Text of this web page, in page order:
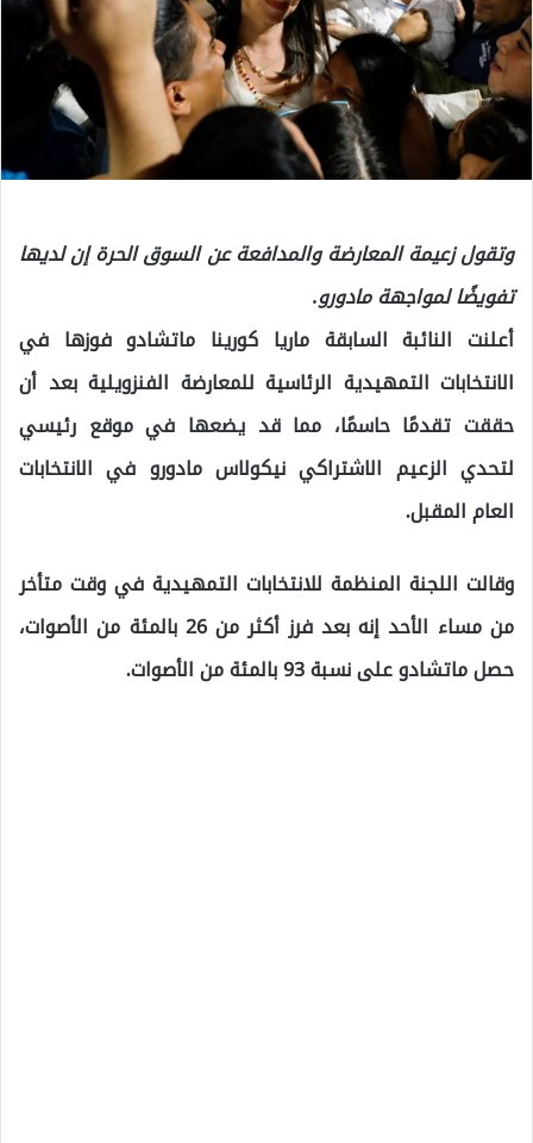
وتقول زعيمة المعارضة والمدافعة عن السوق الحرة إن لديها
تفويضًا لمواجهة مادورو.
أعلنت النائبة السابقة ماريا كورينا ماتشادو فوزها في
الانتخابات التمهيدية الرئاسية للمعارضة الفنزويلية بعد أن
حققت تقدمًا حاسمًا، مما قد يضعها في موقع رئيسي
لتحدي الزعيم الاشتراكي نيكولاس مادورو في الانتخابات
العام المقبل.
وقالت اللجنة المنظمة للانتخابات التمهيدية في وقت متأخر
من مساء الأحد إنه بعد فرز أكثر من 26 بالمئة من الأصوات،
حصل ماتشادو على نسبة 93 بالمئة من الأصوات.